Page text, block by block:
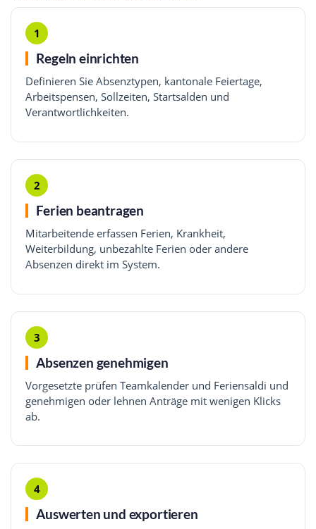
1
Regeln einrichten
Definieren Sie Absenztypen, kantonale Feiertage,
Arbeitspensen, Sollzeiten, Startsalden und
Verantwortlichkeiten.
2
Ferien beantragen
Mitarbeitende erfassen Ferien, Krankheit,
Weiterbildung, unbezahlte Ferien oder andere
Absenzen direkt im System.
3
Absenzen genehmigen
Vorgesetzte prüfen Teamkalender und Feriensaldi und
genehmigen oder lehnen Anträge mit wenigen Klicks
ab.
4
Auswerten und exportieren